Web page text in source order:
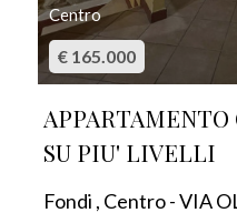
Centro
€ 165.000
SU PIU' LIVELLI
Fondi , Centro - VIA